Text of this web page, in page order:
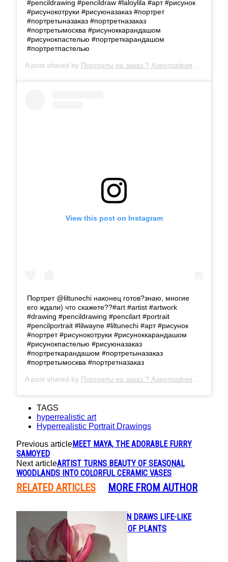
#pencildrawing #pencildraw #laloylila #арт #рисунок
#рисунокотруки #рисуюназаказ #портрет
#портретыназаказ #портретназаказ
#портретымосква #рисуноккарандашом
#рисунокпастелью #портреткарандашом
#портретпастелью
A post shared by Портреты на заказ ? Аэрография
View this post on Instagram
Портрет @liltunechi наконец готов?знаю, многие
его ждали) что скажете??#art #artist #artwork
#drawing #pencildrawing #pencilart #portrait
#pencilportrait #lilwayne #liltunechi #арт #рисунок
#портрет #рисунокотруки #рисуноккарандашом
#рисунокпастелью #рисуюназаказ
#портреткарандашом #портретыназаказ
#портретымосква #портретназаказ
A post shared by Портреты на заказ ? Аэрография
TAGS
hyperrealistic art
Hyperrealistic Portrait Drawings
Previous articleMEET MAYA, THE ADORABLE FURRY
SAMOYED
Next articleARTIST TURNS BEAUTY OF SEASONAL
WOODLANDS INTO COLORFUL CERAMIC VASES
RELATED ARTICLES MORE FROM AUTHOR
Section
Heading
DAVID MORRISON DRAWS LIFE-LIKE
ILLUSTRATIONS OF PLANTS